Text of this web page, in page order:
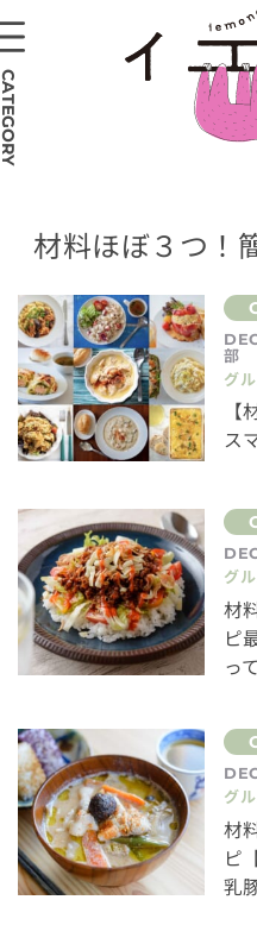
材料ほぼ３つ！
部
グ
ス
グ
材
ピ
っ
グ
材
ピ
乳